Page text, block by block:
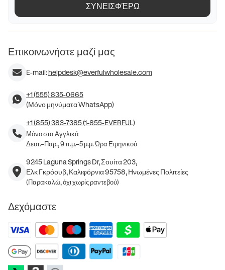
ΣΥΝΕΙΣΦΈΡΩ
Επικοινωνήστε μαζί μας
E-mail:helpdesk@everfulwholesale.com
+1 (555) 835-0665
(Μόνο μηνύματα WhatsApp)
+1 (855) 383-7385 (1-855-EVERFUL)
Μόνο στα Αγγλικά
Δευτ.–Παρ., 9 π.μ.–5 μ.μ. Ώρα Ειρηνικού
9245 Laguna Springs Dr, Σουίτα 203,
Ελκ Γκρόουβ, Καλιφόρνια 95758, Ηνωμένες Πολιτείες
(Παρακαλώ, όχι χωρίς ραντεβού)
Δεχόμαστε